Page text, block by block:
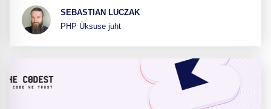
SEBASTIAN LUCZAK
PHP Üksuse juht